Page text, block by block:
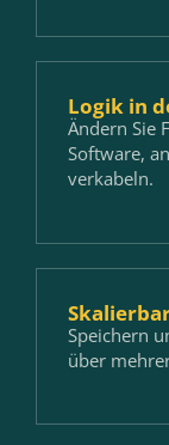
Logik in
Ändern Sie
Software,
verkabeln.
Speichern
über